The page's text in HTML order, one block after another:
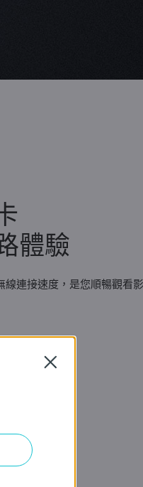
體驗
連接速度，是您順暢觀看
Close